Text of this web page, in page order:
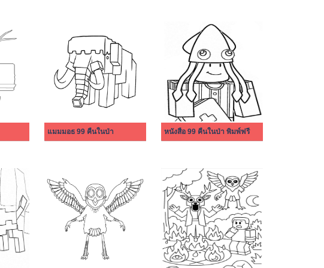
แมมมอธ 99 คืนในป่า หนังสือ 99 คืนในป่า พิมพ์ฟรี